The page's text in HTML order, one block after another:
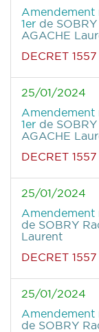
Amendement
1er de
AGACHE
DECRET
25/01/2024
Amendement
1er de
AGACHE
DECRET
25/01/2024
Amendement
de SOBRY
Laurent
DECRET
25/01/2024
Amendement
de SOBRY